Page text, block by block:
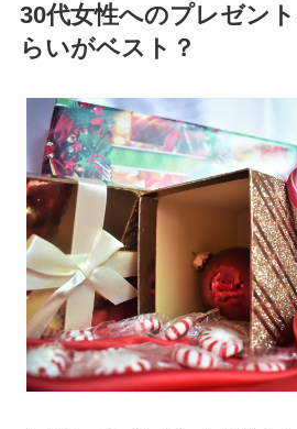
30代女性へのプレゼン
らいがベスト？